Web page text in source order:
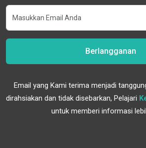
Berlangganan
Email yang Kami terima menjadi
dirahsiakan dan tidak disebarkan, Pelajari
untuk memberi informasi